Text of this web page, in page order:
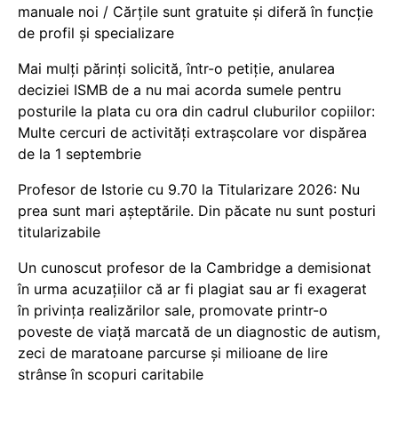
manuale noi / Cărțile sunt gratuite și diferă în funcție
de profil și specializare
Mai mulți părinți solicită, într-o petiție, anularea
deciziei ISMB de a nu mai acorda sumele pentru
posturile la plata cu ora din cadrul cluburilor copiilor:
Multe cercuri de activități extrașcolare vor dispărea
de la 1 septembrie
Profesor de Istorie cu 9.70 la Titularizare 2026: Nu
prea sunt mari așteptările. Din păcate nu sunt posturi
titularizabile
Un cunoscut profesor de la Cambridge a demisionat
în urma acuzațiilor că ar fi plagiat sau ar fi exagerat
în privința realizărilor sale, promovate printr-o
poveste de viață marcată de un diagnostic de autism,
zeci de maratoane parcurse și milioane de lire
strânse în scopuri caritabile